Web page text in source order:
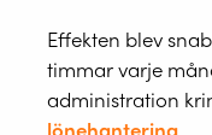
Effekten blev
timmar varje
administration
lönehantering.